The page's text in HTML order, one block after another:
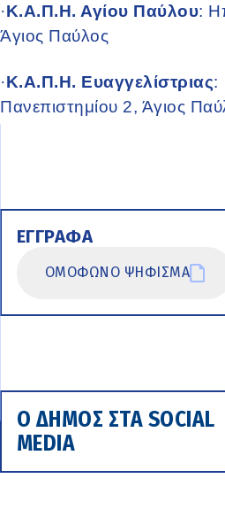
·Κ.Α.Π.Η. Αγίου Παύλου:
Άγιος Παύλος
·Κ.Α.Π.Η. Ευαγγελίστριας:
Πανεπιστημίου 2, Άγιος
ΕΓΓΡΑΦΑ
ΟΜΟΦΩΝΟ ΨΗΦΙΣΜΑ
Ο ΔΗΜΟΣ ΣΤΑ SOCIAL
MEDIA